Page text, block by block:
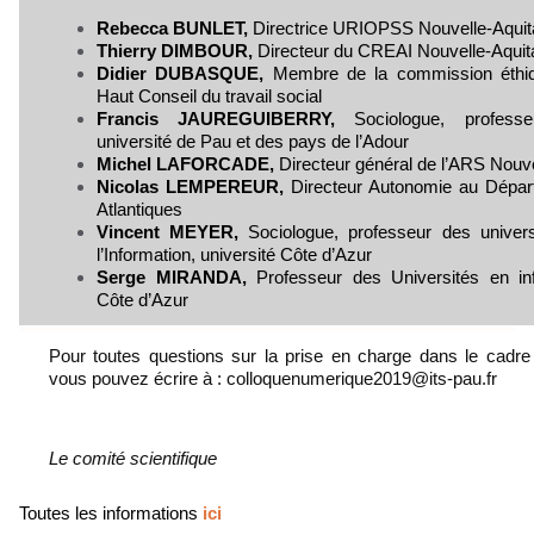
Rebecca BUNLET, Directrice URIOPSS Nouvelle-
Thierry DIMBOUR, Directeur du CREAI Nouvelle-
Didier DUBASQUE, Membre de la commission
Haut Conseil du travail social
Francis JAUREGUIBERRY, Sociologue,
université de Pau et des pays de l’Adour
Michel LAFORCADE, Directeur général de l’ARS
Nicolas LEMPEREUR, Directeur Autonomie au
Atlantiques
Vincent MEYER, Sociologue, professeur des
l’Information, université Côte d’Azur
Serge MIRANDA, Professeur des Universités en
Côte d’Azur
Pour toutes questions sur la prise en charge dans le cadre
vous pouvez écrire à : colloquenumerique2019@its-pau.fr
Le comité scientifique
Toutes les informations ici